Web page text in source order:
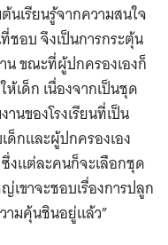
นเรียนรู้จากความสนใจ
ชอบ จึงเป็นการกระตุ้น
น ขณะที่ผู้ปกครองเองก็
เด็ก เนื่องจากเป็นชุด
นของโรงเรียนที่เป็น
ด็กและผู้ปกครองเอง
งแต่ละคนก็จะเลือกชุด
ขาจะชอบเรื่องการปลูก
ามคุ้นชินอยู่แล้ว”